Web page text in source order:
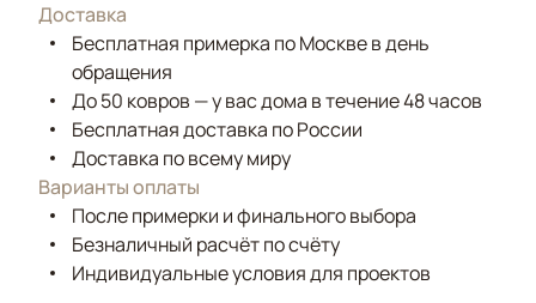
Доставка
Бесплатная примерка по Москве в день
обращения
До 50 ковров — у вас дома в течение 48 часов
Бесплатная доставка по России
Доставка по всему миру
Варианты оплаты
После примерки и финального выбора
Безналичный расчёт по счёту
Индивидуальные условия для проектов